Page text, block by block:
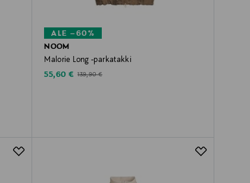
ALE –60%
NOOM
Malorie Long -parkatakki
Discounted Price
55,60 € Original Price
139,90 €